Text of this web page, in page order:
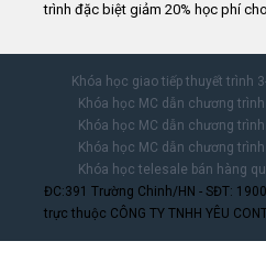
trình đặc biệt giảm 20% học phí
Khóa học giao tiếp thuyết trình
Khóa học MC dẫn chương
Khóa học MC dẫn chương
Khóa học MC dẫn chương
Khóa học telesale bán hàng
ĐC:391 Trường Chinh/HN - SĐT:
trực thuộc CÔNG TY TNHH YÊU